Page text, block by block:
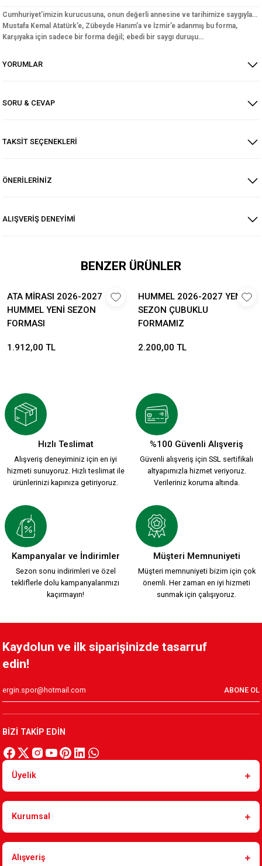
Cumhuriyet’imizin kurucusuna, onun değerli annesine ve tarihimize saygıyla…
Mustafa Kemal Atatürk’e, Zübeyde Hanım’a ve İzmir’e adanmış bu forma,
Karşıyaka için sadece bir forma değil; ebedi bir saygı duruşu…
YORUMLAR
SORU & CEVAP
TAKSİT SEÇENEKLERİ
ÖNERİLERİNİZ
ALIŞVERİŞ DENEYİMİ
BENZER ÜRÜNLER
ATA MİRASI 2026-2027
HUMMEL YENİ SEZON
FORMASI
1.912,00 TL
HUMMEL 2026-2027 YENİ
SEZON ÇUBUKLU
FORMAMIZ
2.200,00 TL
Hızlı Teslimat
Alışveriş deneyiminiz için en iyi
hizmeti sunuyoruz. Hızlı teslimat ile
ürünlerinizi kapınıza getiriyoruz.
%100 Güvenli Alışveriş
Güvenli alışveriş için SSL sertifikalı
altyapımızla hizmet veriyoruz.
Verileriniz koruma altında.
Kampanyalar ve İndirimler
Sezon sonu indirimleri ve özel
tekliflerle dolu kampanyalarımızı
kaçırmayın!
Müşteri Memnuniyeti
Müşteri memnuniyeti bizim için çok
önemli. Her zaman en iyi hizmeti
sunmak için çalışıyoruz.
Kaydolun ve ilk siparişinizde tasarruf
edin!
ABONE OL
BİZİ TAKİP EDİN
Üyelik
Kurumsal
Alışveriş